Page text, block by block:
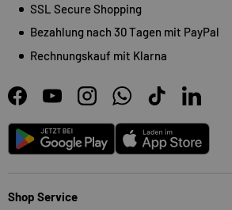
SSL Secure Shopping
Bezahlung nach 30 Tagen mit PayPal
Rechnungskauf mit Klarna
FacebookYouTubeInstagramWhatsAppTikTokLinkedIn
Android App Store
Shop Service